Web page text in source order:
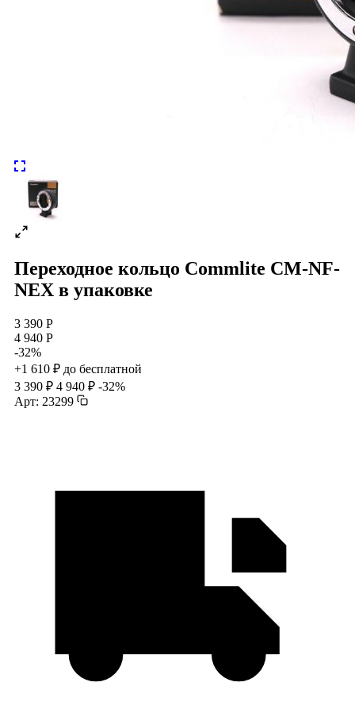
Переходное кольцо Commlite CM-NF-
NEX в упаковке
3 390 Р
4 940 Р
-32%
+1 610 ₽ до бесплатной
3 390 ₽ 4 940 ₽ -32%
Арт: 23299